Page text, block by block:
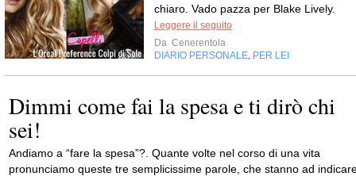
chiaro. Vado pazza per Blake Lively.
Leggere il seguito
Da Cenerentola
DIARIO PERSONALE PER LEI
Dimmi come fai la spesa e ti dirò chi
sei!
Andiamo a “fare la spesa”?. Quante volte nel corso di una vita
pronunciamo queste tre semplicissime parole, che stanno ad